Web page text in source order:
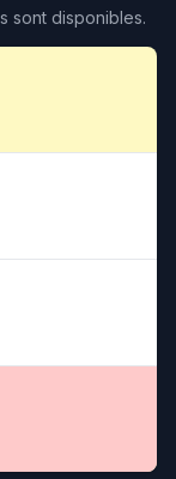
sont disponibles.